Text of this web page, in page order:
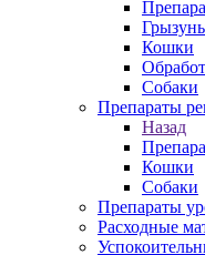
Кошки
Собаки
Препараты
Назад
Кошки
Собаки
Препараты
Расходные